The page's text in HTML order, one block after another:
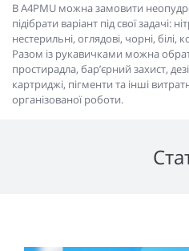
В A4PMU можна замовити
підібрати варіант під свої задачі:
нестерильні, оглядові, чорні, білі,
Разом із рукавичками можна
простирадла, бар’єрний захист,
картриджі, пігменти та інші
організованої роботи.